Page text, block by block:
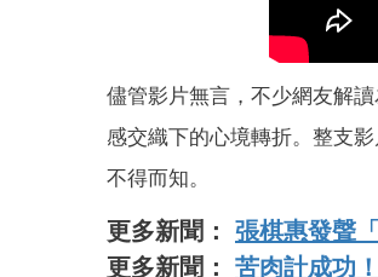
儘管影片無言，不少網友解
感交織下的心境轉折。整支
不得而知。
更多新聞： 張棋惠發聲
更多新聞： 苦肉計成功